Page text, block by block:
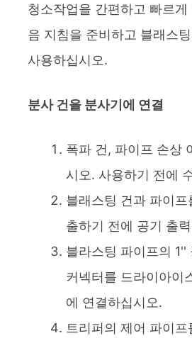
청소작업을 간편하고 빠르
음 지침을 준비하고 블래스
사용하십시오.
분사 건을 분사기에 연결
폭파 건, 파이프 손상
시오. 사용하기 전에
블래스팅 건과 파이프
출하기 전에 공기 출
블라스팅 파이프의 1''
커넥터를 드라이아이
에 연결하십시오.
트리퍼의 제어 파이